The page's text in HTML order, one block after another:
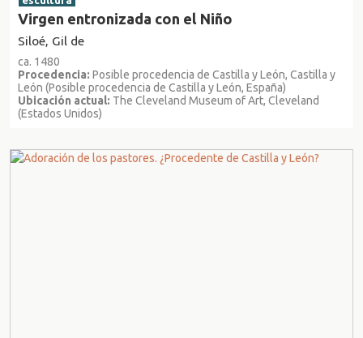
Virgen entronizada con el Niño
Siloé, Gil de
ca. 1480
Procedencia: Posible procedencia de Castilla y León, Castilla y
León (Posible procedencia de Castilla y León, España)
Ubicación actual: The Cleveland Museum of Art, Cleveland
(Estados Unidos)